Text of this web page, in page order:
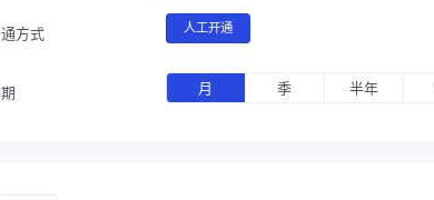
方式 人工开通
月 季 半年